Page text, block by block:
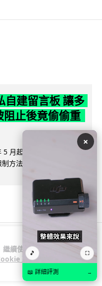
繼續使用
政
自建留言板 讓多
阻止後竟偷偷重
月起竟私自建立秘密留言
方法，最終入侵
×
🎵 ⛶
📖 詳細評測 →